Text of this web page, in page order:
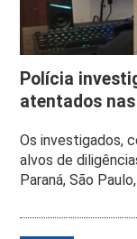
Polícia
atentados
Os investigados,
alvos de
Paraná, São